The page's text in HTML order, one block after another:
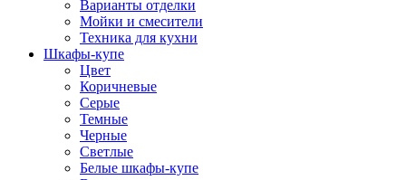
Варианты отделки
Мойки и смесители
Техника для кухни
Шкафы-купе
Цвет
Коричневые
Серые
Темные
Черные
Светлые
Белые шкафы-купе